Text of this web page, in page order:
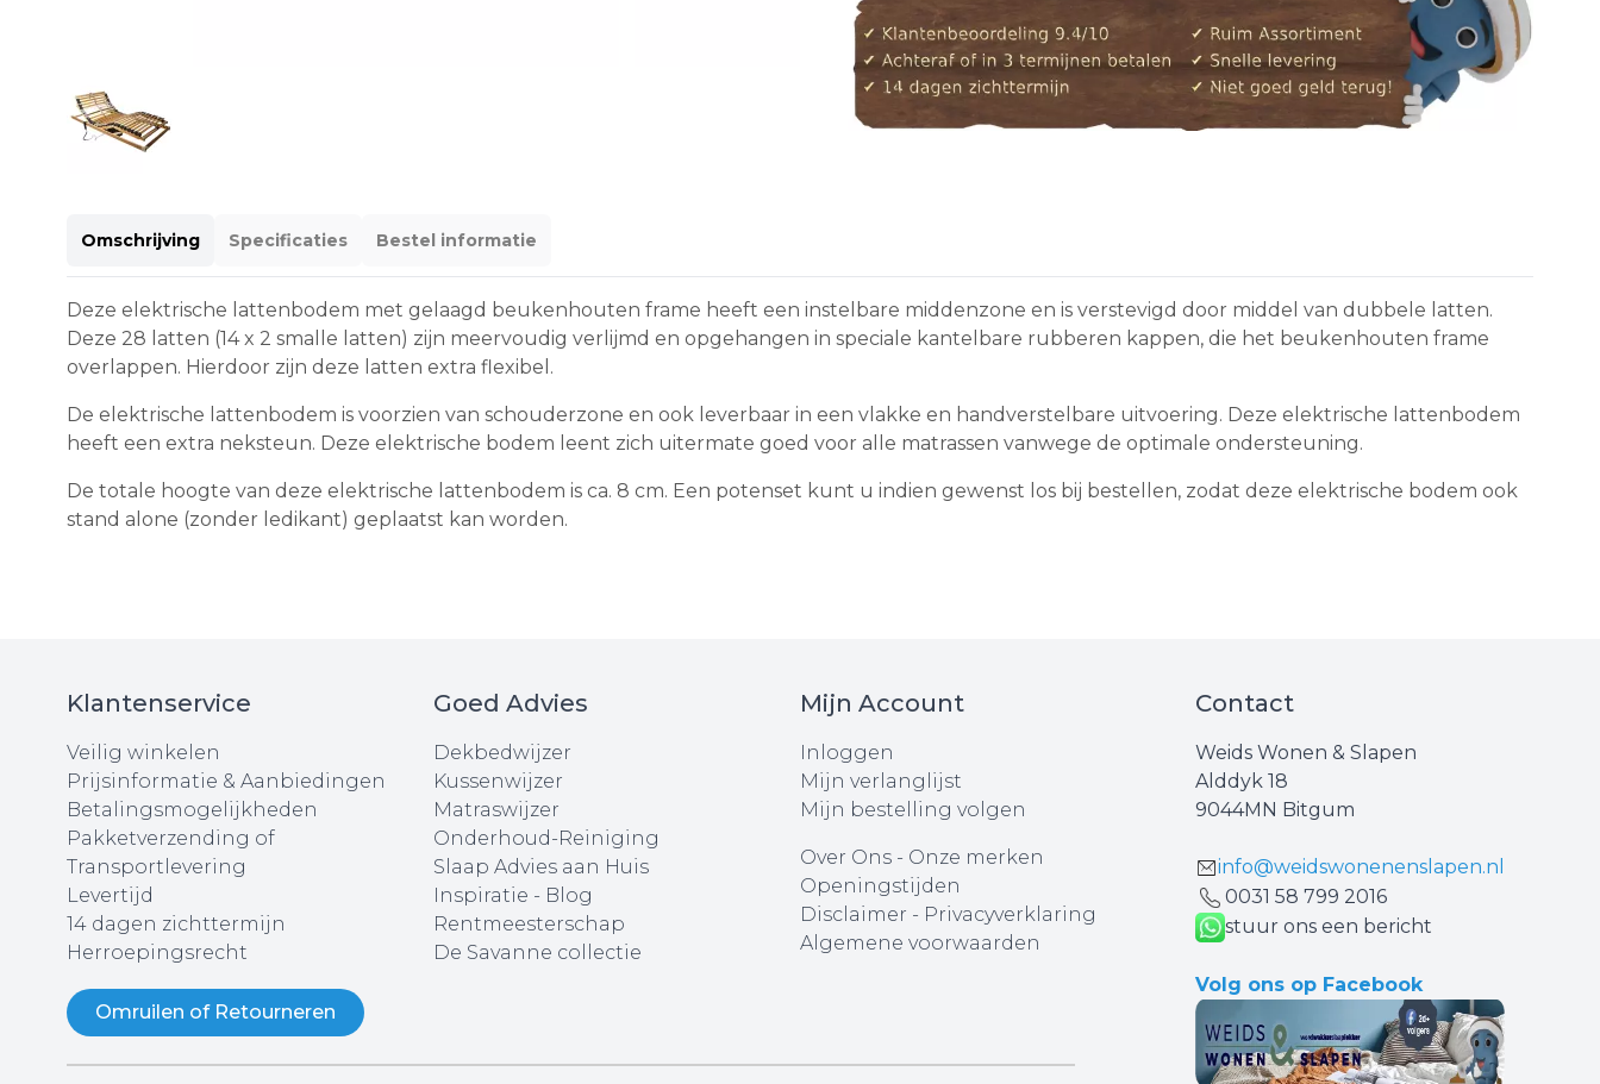
Omschrijving Specificaties Bestel informatie
Deze elektrische lattenbodem met gelaagd beukenhouten frame heeft een instelbare middenzone en is verstevigd door middel van dubbele latten.
Deze 28 latten (14 x 2 smalle latten) zijn meervoudig verlijmd en opgehangen in speciale kantelbare rubberen kappen, die het beukenhouten frame
overlappen. Hierdoor zijn deze latten extra flexibel.
De elektrische lattenbodem is voorzien van schouderzone en ook leverbaar in een vlakke en handverstelbare uitvoering. Deze elektrische lattenbodem
heeft een extra neksteun. Deze elektrische bodem leent zich uitermate goed voor alle matrassen vanwege de optimale ondersteuning.
De totale hoogte van deze elektrische lattenbodem is ca. 8 cm. Een potenset kunt u indien gewenst los bij bestellen, zodat deze elektrische bodem ook
stand alone (zonder ledikant) geplaatst kan worden.
Klantenservice
Veilig winkelen
Prijsinformatie & Aanbiedingen
Betalingsmogelijkheden
Pakketverzending of
Transportlevering
Levertijd
14 dagen zichttermijn
Herroepingsrecht
Omruilen of Retourneren
Goed Advies
Dekbedwijzer
Kussenwijzer
Matraswijzer
Onderhoud-Reiniging
Slaap Advies aan Huis
Inspiratie - Blog
Rentmeesterschap
De Savanne collectie
Mijn Account
Inloggen
Mijn verlanglijst
Mijn bestelling volgen
Over Ons- Onze merken
Openingstijden
Disclaimer - Privacyverklaring
Algemene voorwaarden
Contact
Weids Wonen & Slapen
Alddyk 18
9044MN Bitgum
info@weidswonenenslapen.nl
0031 ‪58 799 2016‬
stuur ons een bericht
Volg ons op Facebook